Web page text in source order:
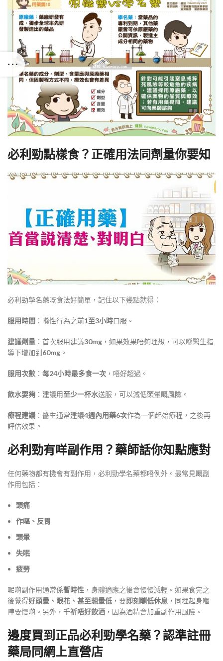
必利勁點樣食？正確用法同劑量你要知
必利勁學名藥嘅食法好簡單，記住以下幾點就得：
服用時間 ：喺性行為之前1至3小時口服 。
建議劑量 ：首次服用建議30mg ，如果效果唔夠理想，可以喺醫生指
導下增加到60mg 。
服用次數 ： 每24小時最多食一次 ，唔好超過 。
飲水要夠 ：建議用至少一杯水送服，可以減低頭暈嘅風險 。
療程建議 ：醫生通常建議4週內用藥6次作為一個起始療程，之後再
評估效果 。
必利勁有咩副作用？藥師話你知點應對
任何藥物都有機會有副作用，必利勁學名藥都唔例外。最常見嘅副
作用包括 ：
頭痛
作嘔、反胃
頭暈
失眠
疲勞
呢啲副作用通常係暫時性 ，身體適應之後會慢慢減輕 。如果食完之
後覺得好頭暈、眼花、甚至想暈低 ，要即刻瞓低休息 ，同埋起身嗰
陣要慢啲 。另外， 千祈唔好飲酒 ，因為酒精會加重副作用風險 。
邊度買到正品必利勁學名藥？認準註冊
藥局同網上直營店